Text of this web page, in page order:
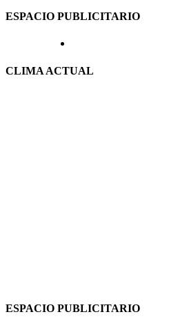
ESPACIO PUBLICITARIO
CLIMA ACTUAL
ESPACIO PUBLICITARIO